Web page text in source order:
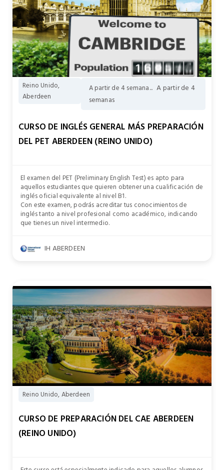
Reino Unido,
Aberdeen
A partir de 4 semana... A partir de 4
semanas
CURSO DE INGLÉS GENERAL MÁS PREPARACIÓN
DEL PET ABERDEEN (REINO UNIDO)
El examen del PET (Preliminary English Test) es apto para
aquellos estudiantes que quieren obtener una cualificación de
inglés oficial equivalente al nivel B1.
Con este examen, podrás acreditar tus conocimientos de
inglés tanto a nivel profesional como académico, indicando
que tienes un nivel intermedio.
IH ABERDEEN
Reino Unido, Aberdeen
CURSO DE PREPARACIÓN DEL CAE ABERDEEN
(REINO UNIDO)